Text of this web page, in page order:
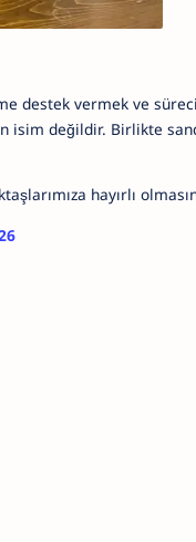
destek vermek ve
isim değildir. Birlikte
hayırlı